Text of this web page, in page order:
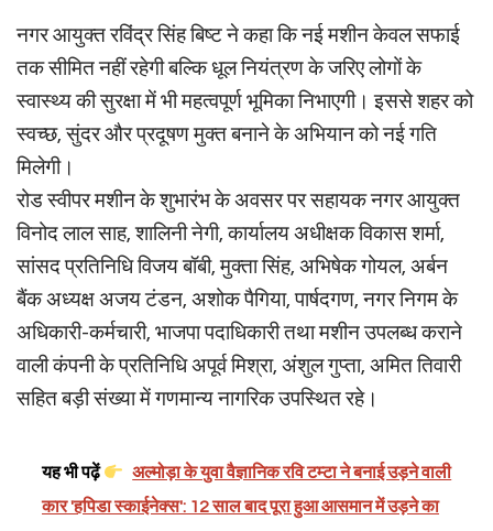
नगर आयुक्त रविंद्र सिंह बिष्ट ने कहा कि नई मशीन केवल सफाई
तक सीमित नहीं रहेगी बल्कि धूल नियंत्रण के जरिए लोगों के
स्वास्थ्य की सुरक्षा में भी महत्वपूर्ण भूमिका निभाएगी। इससे शहर को
स्वच्छ, सुंदर और प्रदूषण मुक्त बनाने के अभियान को नई गति
मिलेगी।
रोड स्वीपर मशीन के शुभारंभ के अवसर पर सहायक नगर आयुक्त
विनोद लाल साह, शालिनी नेगी, कार्यालय अधीक्षक विकास शर्मा,
सांसद प्रतिनिधि विजय बॉबी, मुक्ता सिंह, अभिषेक गोयल, अर्बन
बैंक अध्यक्ष अजय टंडन, अशोक पैगिया, पार्षदगण, नगर निगम के
अधिकारी-कर्मचारी, भाजपा पदाधिकारी तथा मशीन उपलब्ध कराने
वाली कंपनी के प्रतिनिधि अपूर्व मिश्रा, अंशुल गुप्ता, अमित तिवारी
सहित बड़ी संख्या में गणमान्य नागरिक उपस्थित रहे।
यह भी पढ़ें
अल्मोड़ा के युवा वैज्ञानिक रवि टम्टा ने बनाई उड़ने वाली
कार 'हपिडा स्काईनेक्स': 12 साल बाद पूरा हुआ आसमान में उड़ने का